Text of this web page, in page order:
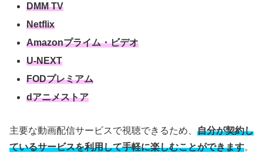
DMM TV
Netflix
Amazonプライム・ビデオ
U-NEXT
FODプレミアム
dアニメストア
主要な動画配信サービスで視聴できるため、 自分が契約し
ているサービスを利用して手軽に楽しむことができます。